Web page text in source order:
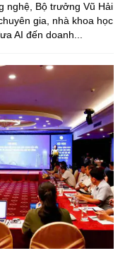
nghệ, Bộ trưởng Vũ Hải
gia, nhà khoa học
AI đến doanh...